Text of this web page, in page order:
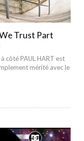
Trust Part
côté PAUL HART est
mérité avec le